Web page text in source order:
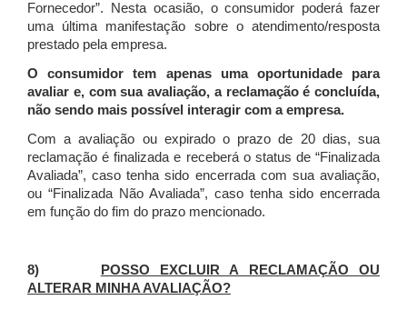
Fornecedor”. Nesta ocasião, o consumidor poderá fazer
uma última manifestação sobre o atendimento/resposta
prestado pela empresa.
O consumidor tem apenas uma oportunidade para
avaliar e, com sua avaliação, a reclamação é concluída,
não sendo mais possível interagir com a empresa.
Com a avaliação ou expirado o prazo de 20 dias, sua
reclamação é finalizada e receberá o status de “Finalizada
Avaliada”, caso tenha sido encerrada com sua avaliação,
ou “Finalizada Não Avaliada”, caso tenha sido encerrada
em função do fim do prazo mencionado.
8)
POSSO EXCLUIR A RECLAMAÇÃO OU
ALTERAR MINHA AVALIAÇÃO?